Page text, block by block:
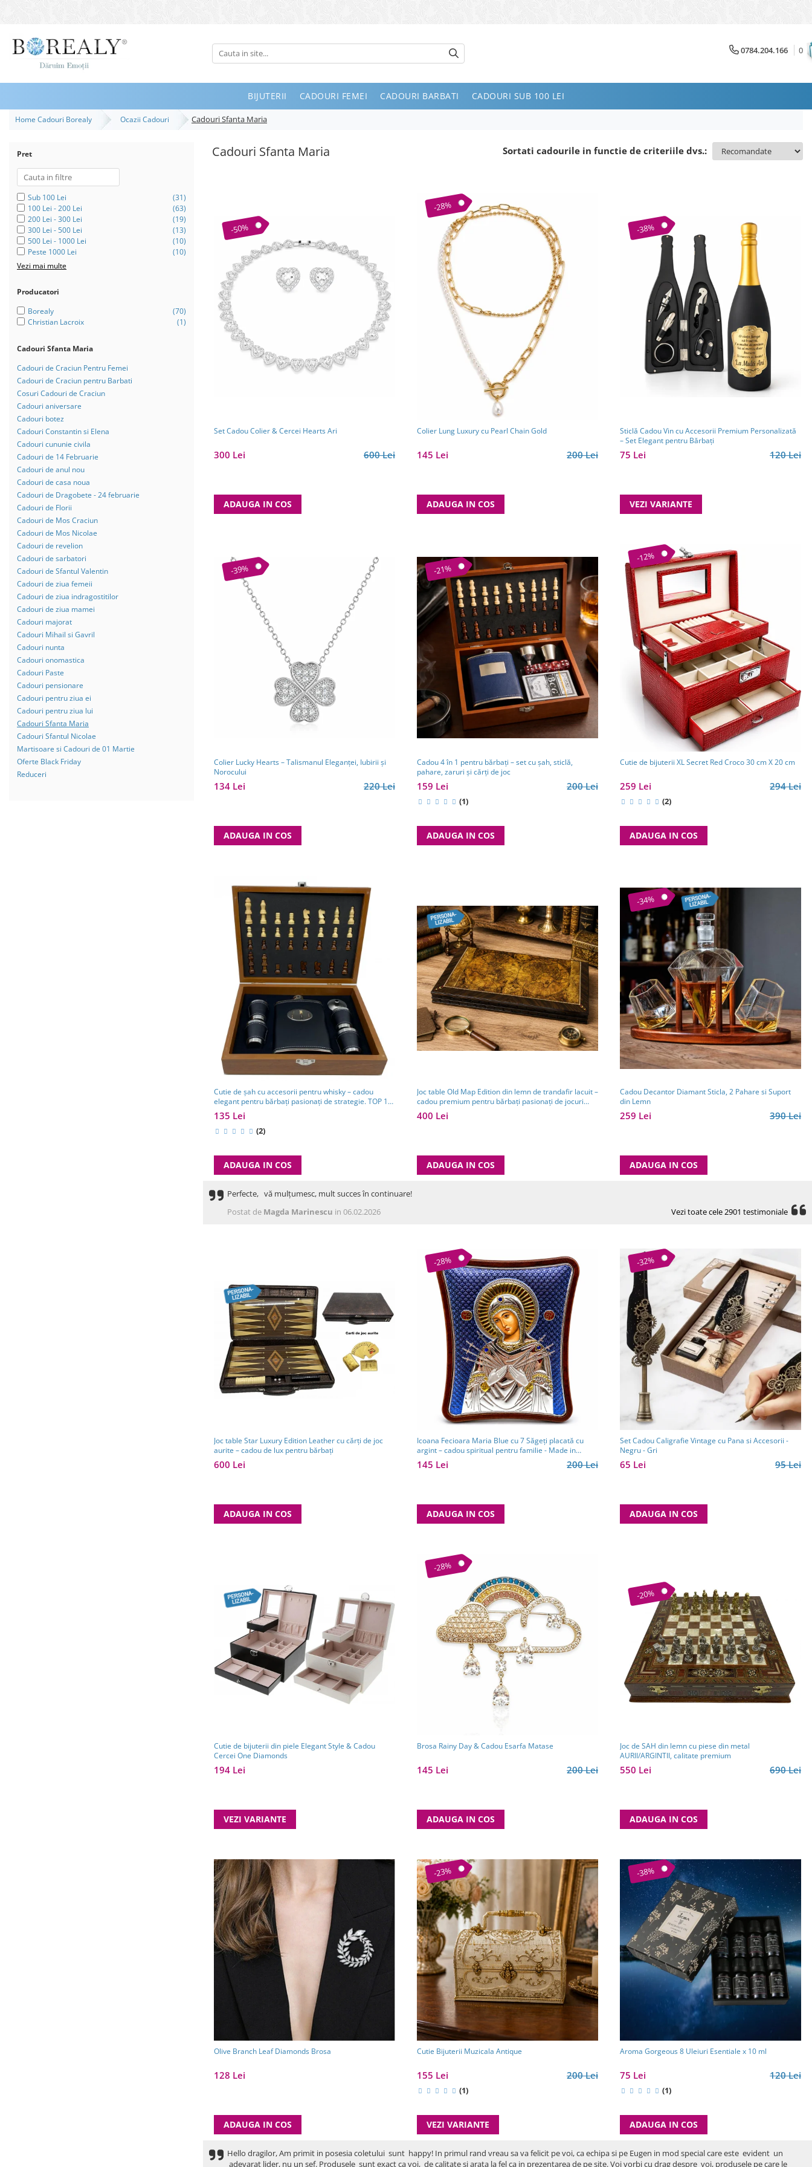
Bijuterii
Inele
Bratari
Seturi
Brose
Tiare
Destinatari
Bijuterii Femei
Bijuterii Copii
Bijuterii Mirese
Selectii
Reduceri
Cele mai noi
Cele mai vandute
Cele mai votate
Cu video
Pret
0 Lei - 100 Lei
100 Lei - 200 Lei
200 Lei - 300 Lei
300 Lei - 500 Lei
500 Lei - 1000 Lei
1000 Lei +
0784.204.166 0
BIJUTERII CADOURI FEMEI CADOURI BARBATI CADOURI SUB 100 LEI
Home Cadouri Borealy Ocazii Cadouri Cadouri Sfanta Maria
Cadouri Sfanta Maria Sortati cadourile in functie de criteriile dvs.:
Pret
Sub 100 Lei
(31)
100 Lei - 200 Lei
(63)
200 Lei - 300 Lei
(19)
300 Lei - 500 Lei
(13)
500 Lei - 1000 Lei
(10)
Peste 1000 Lei
(10)
Vezi mai multe
Producatori
Borealy
(70)
Christian Lacroix
(1)
Cadouri Sfanta Maria
Cadouri de Craciun Pentru Femei
Cadouri de Craciun pentru Barbati
Cosuri Cadouri de Craciun
Cadouri aniversare
Cadouri botez
Cadouri Constantin si Elena
Cadouri cununie civila
Cadouri de 14 Februarie
Cadouri de anul nou
Cadouri de casa noua
Cadouri de Dragobete - 24 februarie
Cadouri de Florii
Cadouri de Mos Craciun
Cadouri de Mos Nicolae
Cadouri de revelion
Cadouri de sarbatori
Cadouri de Sfantul Valentin
Cadouri de ziua femeii
Cadouri de ziua indragostitilor
Cadouri de ziua mamei
Cadouri majorat
Cadouri Mihail si Gavril
Cadouri nunta
Cadouri onomastica
Cadouri Paste
Cadouri pensionare
Cadouri pentru ziua ei
Cadouri pentru ziua lui
Cadouri Sfanta Maria
Cadouri Sfantul Nicolae
Martisoare si Cadouri de 01 Martie
Oferte Black Friday
Reduceri
-50%
Set Cadou Colier & Cercei Hearts Ari
600 Lei
300 Lei
ADAUGA IN COS
-28%
Colier Lung Luxury cu Pearl Chain Gold
200 Lei
145 Lei
ADAUGA IN COS
-38%
Sticlă Cadou Vin cu Accesorii Premium Personalizată
– Set Elegant pentru Bărbați
120 Lei
75 Lei
VEZI VARIANTE
-39%
Colier Lucky Hearts – Talismanul Eleganței, Iubirii și
Norocului
220 Lei
134 Lei
ADAUGA IN COS
-21%
Cadou 4 în 1 pentru bărbați – set cu șah, sticlă,
pahare, zaruri și cărți de joc
200 Lei
159 Lei
(1)
ADAUGA IN COS
-12%
Cutie de bijuterii XL Secret Red Croco 30 cm X 20 cm
294 Lei
259 Lei
(2)
ADAUGA IN COS
Cutie de șah cu accesorii pentru whisky – cadou
elegant pentru bărbați pasionați de strategie. TOP 10
Cadouri Barbati
135 Lei
(2)
ADAUGA IN COS
Joc table Old Map Edition din lemn de trandafir lacuit –
cadou premium pentru bărbați pasionați de jocuri
clasice
400 Lei
ADAUGA IN COS
-34%
Cadou Decantor Diamant Sticla, 2 Pahare si Suport
din Lemn
390 Lei
259 Lei
ADAUGA IN COS
Perfecte, vă mulțumesc, mult succes în continuare!
Postat de Magda Marinescu in 06.02.2026 Vezi toate cele 2901 testimoniale
Joc table Star Luxury Edition Leather cu cărți de joc
aurite – cadou de lux pentru bărbați
600 Lei
ADAUGA IN COS
-28%
Icoana Fecioara Maria Blue cu 7 Săgeți placată cu
argint – cadou spiritual pentru familie - Made in
Grecia - 12,5 x 15,5 cm
200 Lei
145 Lei
ADAUGA IN COS
-32%
Set Cadou Caligrafie Vintage cu Pana si Accesorii -
Negru - Gri
95 Lei
65 Lei
ADAUGA IN COS
Cutie de bijuterii din piele Elegant Style & Cadou
Cercei One Diamonds
194 Lei
VEZI VARIANTE
-28%
Brosa Rainy Day & Cadou Esarfa Matase
200 Lei
145 Lei
ADAUGA IN COS
-20%
Joc de SAH din lemn cu piese din metal
AURII/ARGINTII, calitate premium
690 Lei
550 Lei
ADAUGA IN COS
Olive Branch Leaf Diamonds Brosa
128 Lei
ADAUGA IN COS
-23%
Cutie Bijuterii Muzicala Antique
200 Lei
155 Lei
(1)
VEZI VARIANTE
-38%
Aroma Gorgeous 8 Uleiuri Esentiale x 10 ml
120 Lei
75 Lei
(1)
ADAUGA IN COS
Hello dragilor, Am primit in posesia coletului sunt happy! In primul rand vreau sa va felicit pe voi, ca echipa si pe Eugen in mod special care este evident un
adevarat lider, nu un sef. Produsele sunt exact ca voi, de calitate si arata la fel ca in prezentarea de pe site. Voi vorbi cu drag despre voi, produsele pe care le